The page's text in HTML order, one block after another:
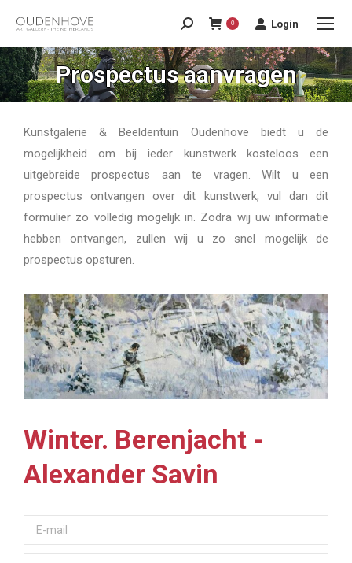
0 Login
Prospectus aanvragen
Kunstgalerie & Beeldentuin Oudenhove biedt u de
mogelijkheid om bij ieder kunstwerk kosteloos een
uitgebreide prospectus aan te vragen. Wilt u een
prospectus ontvangen over dit kunstwerk, vul dan dit
formulier zo volledig mogelijk in. Zodra wij uw informatie
hebben ontvangen, zullen wij u zo snel mogelijk de
prospectus opsturen.
Winter. Berenjacht -
Alexander Savin